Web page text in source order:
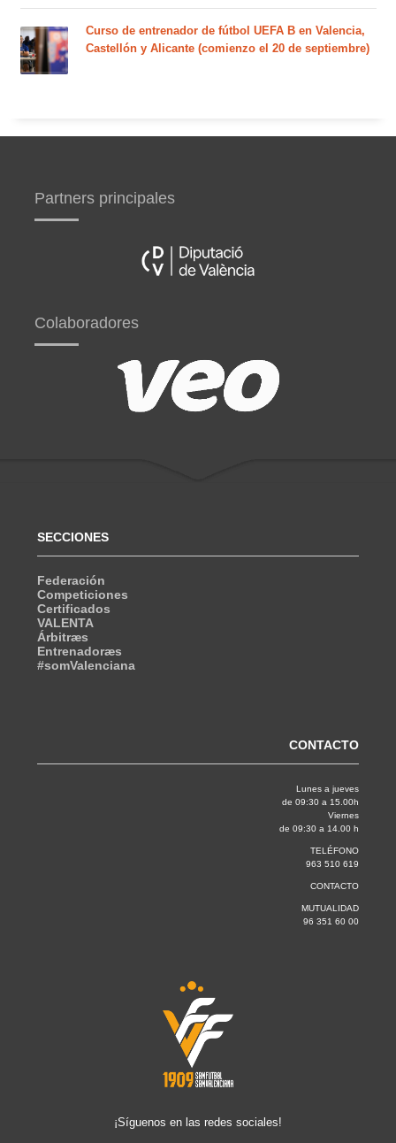
Curso de entrenador de fútbol UEFA B en Valencia,
Castellón y Alicante (comienzo el 20 de septiembre)
Partners principales
Colaboradores
SECCIONES
Federación
Competiciones
Certificados
VALENTA
Árbitræs
Entrenadoræs
#somValenciana
CONTACTO
Lunes a jueves
de 09:30 a 15.00h
Viernes
de 09:30 a 14.00 h
TELÉFONO
963 510 619
CONTACTO
MUTUALIDAD
96 351 60 00
¡Síguenos en las redes sociales!